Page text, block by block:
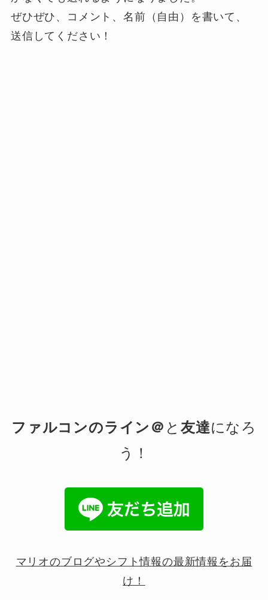
ぜひぜひ、コメント、名前（自由）を書いて、
送信してください！
ファルコンのライン＠ と 友達になろ
う！
マリオのブログやシフト情報の最新情報をお届
け！